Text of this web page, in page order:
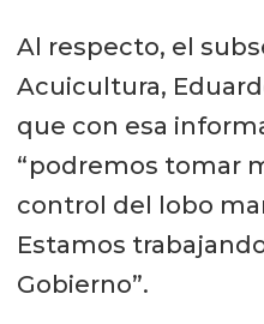
Al respecto, el
Acuicultura,
que con esa
“podremos tomar
control del lobo
Estamos
Gobierno”.